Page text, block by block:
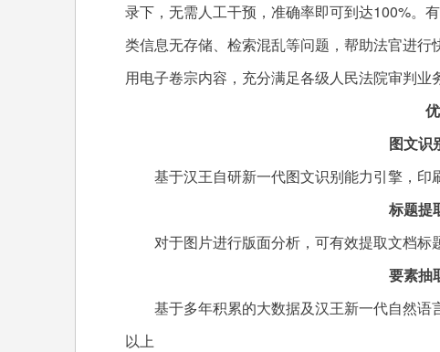
录下，无需人工干预，准确率即可到达100%。
类信息无存储、检索混乱等问题，帮助法官进
用电子卷宗内容，充分满足各级人民法院审判业
优
图文识
基于汉王自研新一代图文识别能力引擎，印
标题提
对于图片进行版面分析，可有效提取文档标
要素抽
基于多年积累的大数据及汉王新一代自然语
以上